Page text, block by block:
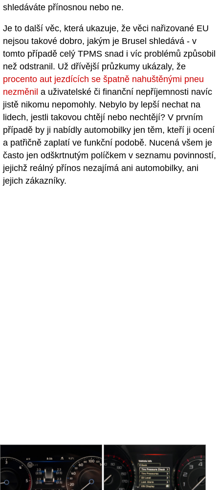
shledáváte přínosnou nebo ne.
Je to další věc, která ukazuje, že věci nařizované EU
nejsou takové dobro, jakým je Brusel shledává - v
tomto případě celý TPMS snad i víc problémů způsobil
než odstranil. Už dřívější průzkumy ukázaly, že
procento aut jezdících se špatně nahuštěnými pneu
nezměnil a uživatelské či finanční nepříjemnosti navíc
jistě nikomu nepomohly. Nebylo by lepší nechat na
lidech, jestli takovou chtějí nebo nechtějí? V prvním
případě by ji nabídly automobilky jen těm, kteří ji ocení
a patřičně zaplatí ve funkční podobě. Nucená všem je
často jen odškrtnutým políčkem v seznamu povinností,
jejichž reálný přínos nezajímá ani automobilky, ani
jejich zákazníky.